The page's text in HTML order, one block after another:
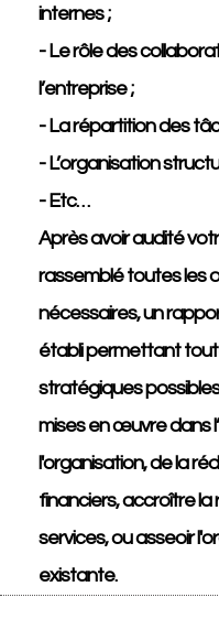
internes ;
- Le rôle des
l’entreprise ;
- La répartition des
- L’organisation
- Etc…
Après avoir audité
rassemblé toutes les
nécessaires, un
établi permettant
stratégiques
mises en œuvre dans
l'organisation, de la
financiers, accroître la
services, ou asseoir
existante.